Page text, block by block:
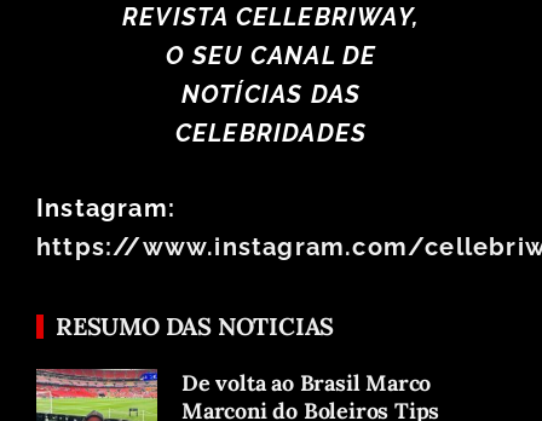
REVISTA CELLEBRIWAY,
O SEU CANAL DE
NOTÍCIAS DAS
CELEBRIDADES
Instagram:
https://www.instagram.com/
RESUMO DAS NOTICIAS
De volta ao Brasil Marco
Marconi do Boleiros Tips